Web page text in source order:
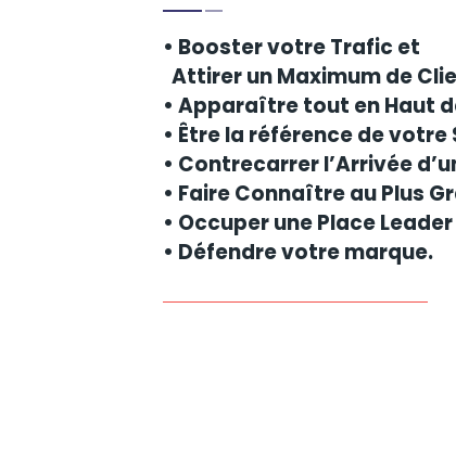
• Booster votre Trafic et
Attirer un Maximum de
• Apparaître tout en Haut
• Être la référence de
• Contrecarrer l’Arrivée
• Faire Connaître au Plus
• Occuper une Place
• Défendre votre marque.